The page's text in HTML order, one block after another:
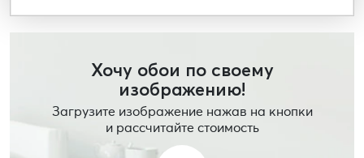
Хочу обои по своему
изображению!
Загрузите изображение нажав на кнопки
и рассчитайте стоимость